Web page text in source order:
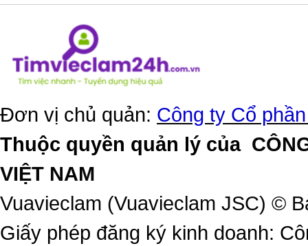
Đơn vị chủ quản: Công ty Cổ
Thuộc quyền quản lý của
VIỆT NAM
Vuavieclam (Vuavieclam JSC) ©
Giấy phép đăng ký kinh doanh: